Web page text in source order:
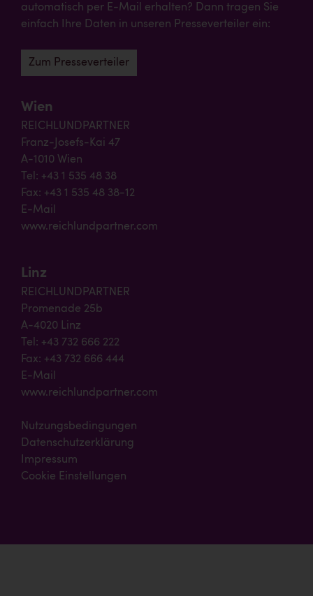
automatisch per E-Mail erhalten? Dann tragen Sie
einfach Ihre Daten in unseren Presseverteiler ein:
Zum Presseverteiler
Wien
REICHLUNDPARTNER
Franz-Josefs-Kai 47
A-1010 Wien
Tel: +43 1 535 48 38
Fax: +43 1 535 48 38-12
E-Mail
www.reichlundpartner.com
Linz
REICHLUNDPARTNER
Promenade 25b
A-4020 Linz
Tel: +43 732 666 222
Fax: +43 732 666 444
E-Mail
www.reichlundpartner.com
Nutzungsbedingungen
Datenschutzerklärung
Impressum
Cookie Einstellungen